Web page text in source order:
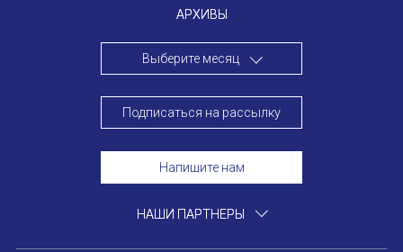
АРХИВЫ
Выберите месяц
Подписаться на рассылку
Напишите нам
НАШИ ПАРТНЕРЫ